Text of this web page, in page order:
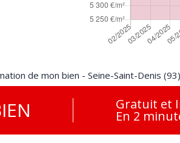
de mon bien - Seine-Saint-Denis (93)
Gratuit et
En 2